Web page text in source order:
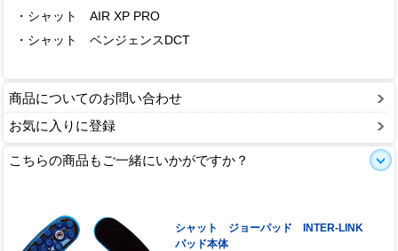
・シャット AIR XP PRO
・シャット ベンジェンスDCT
商品についてのお問い合わせ
お気に入りに登録
こちらの商品もご一緒にいかがですか？
シャット ジョーパッド INTER-LINK
パッド本体